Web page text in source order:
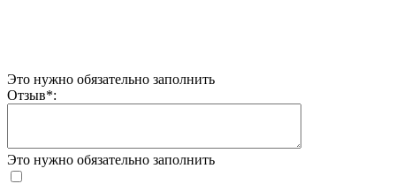
Это нужно обязательно заполнить
Отзыв*:
Это нужно обязательно заполнить